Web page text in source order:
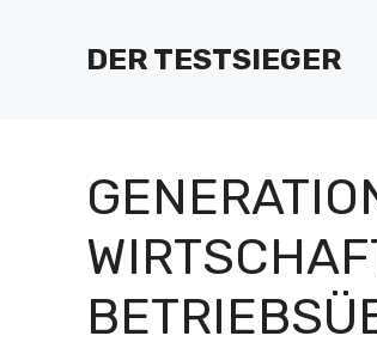
DER TESTSIEGER